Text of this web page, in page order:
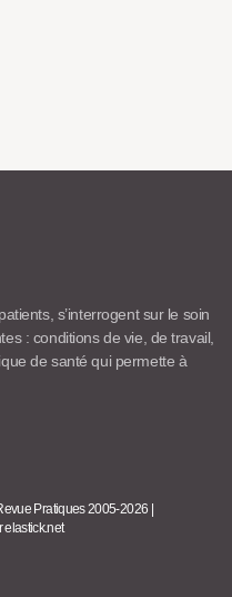
s’interrogent sur le soin
: conditions de vie, de travail,
de santé qui permette à
Pratiques 2005-2026
elastick.net